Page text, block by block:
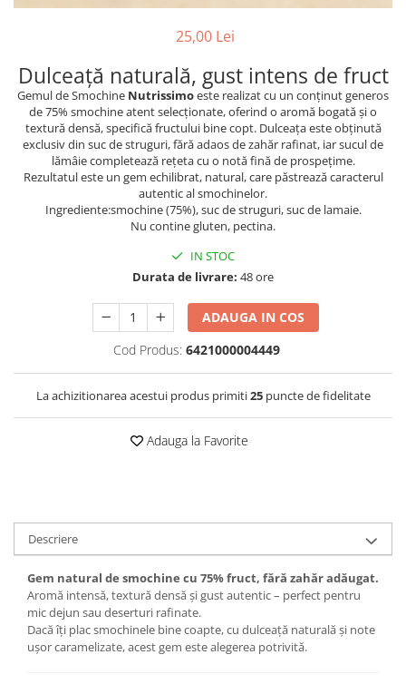
REMEDII NATURISTE
TOATE PRODUSELE
25,00 Lei
Dulceață naturală, gust intens de fruct
Gemul de Smochine Nutrissimoeste realizat cu un conținut generos
de 75% smochine atent selecționate, oferind o aromă bogată și o
textură densă, specifică fructului bine copt. Dulceața este obținută
exclusiv din suc de struguri, fără adaos de zahăr rafinat, iar sucul de
lămâie completează rețeta cu o notă fină de prospețime.
Rezultatul este un gem echilibrat, natural, care păstrează caracterul
autentic al smochinelor.
Ingrediente:smochine (75%), suc de struguri, suc de lamaie.
Nu contine gluten, pectina.
IN STOC
Durata de livrare: 48 ore
ADAUGA IN COS
Cod Produs: 6421000004449
La achizitionarea acestui produs primiti25puncte de fidelitate
Adauga la Favorite
Descriere
Gem natural de smochine cu 75% fruct, fără zahăr adăugat.
Aromă intensă, textură densă și gust autentic – perfect pentru
mic dejun sau deserturi rafinate.
Dacă îți plac smochinele bine coapte, cu dulceață naturală și note
ușor caramelizate, acest gem este alegerea potrivită.